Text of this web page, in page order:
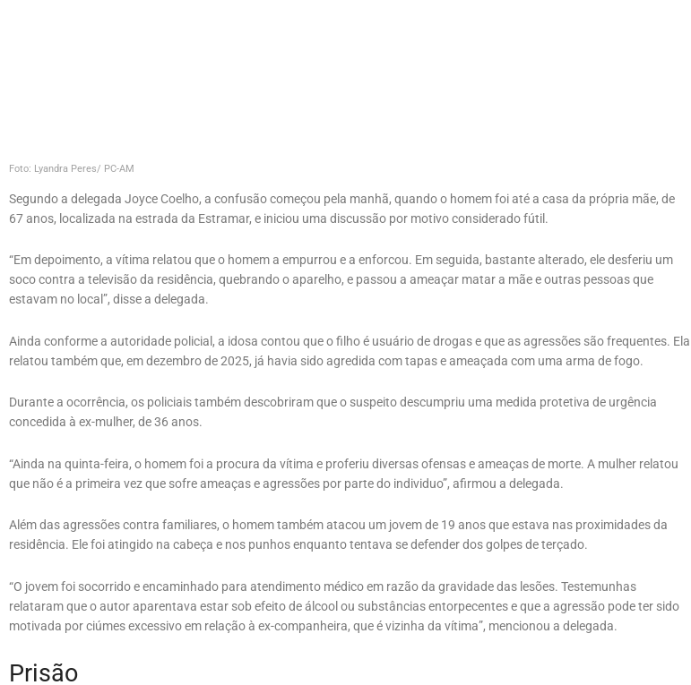
Foto: Lyandra Peres/ PC-AM
Segundo a delegada Joyce Coelho, a confusão começou pela manhã, quando o homem foi até a casa da própria mãe, de
67 anos, localizada na estrada da Estramar, e iniciou uma discussão por motivo considerado fútil.
“Em depoimento, a vítima relatou que o homem a empurrou e a enforcou. Em seguida, bastante alterado, ele desferiu um
soco contra a televisão da residência, quebrando o aparelho, e passou a ameaçar matar a mãe e outras pessoas que
estavam no local”, disse a delegada.
Ainda conforme a autoridade policial, a idosa contou que o filho é usuário de drogas e que as agressões são frequentes. Ela
relatou também que, em dezembro de 2025, já havia sido agredida com tapas e ameaçada com uma arma de fogo.
Durante a ocorrência, os policiais também descobriram que o suspeito descumpriu uma medida protetiva de urgência
concedida à ex-mulher, de 36 anos.
“Ainda na quinta-feira, o homem foi a procura da vítima e proferiu diversas ofensas e ameaças de morte. A mulher relatou
que não é a primeira vez que sofre ameaças e agressões por parte do individuo”, afirmou a delegada.
Além das agressões contra familiares, o homem também atacou um jovem de 19 anos que estava nas proximidades da
residência. Ele foi atingido na cabeça e nos punhos enquanto tentava se defender dos golpes de terçado.
“O jovem foi socorrido e encaminhado para atendimento médico em razão da gravidade das lesões. Testemunhas
relataram que o autor aparentava estar sob efeito de álcool ou substâncias entorpecentes e que a agressão pode ter sido
motivada por ciúmes excessivo em relação à ex-companheira, que é vizinha da vítima”, mencionou a delegada.
Prisão